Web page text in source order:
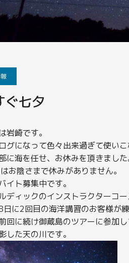
ぐ七夕
岩崎です。
グになって色々出来過ぎて使いこ
に海を任せ、お休みを頂きました
お陰さまで休みがありません。
イト募集中です。
ディックのインストラクターコー
日に2回目の海洋講習のお客様が
回に続け御蔵島のツアーに参加
した天の川です。